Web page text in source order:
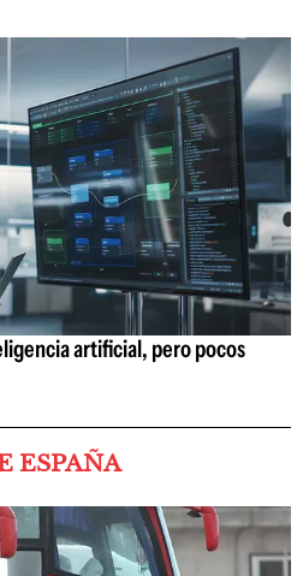
artificial, pero pocos
ESPAÑA